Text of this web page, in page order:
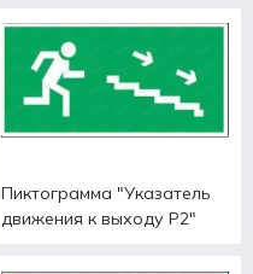
Пиктограмма "Указатель
движения к выходу Р2"